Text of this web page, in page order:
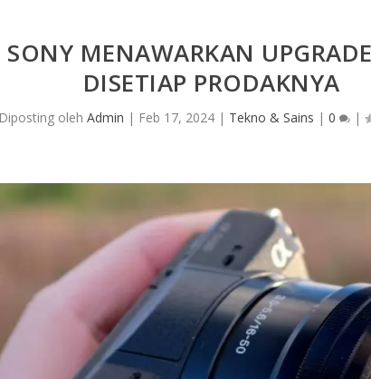
SONY MENAWARKAN
DISETIAP PRODAKNYA
Diposting olehAdmin | Feb 17, 2024 | Tekno & Sains |0 |